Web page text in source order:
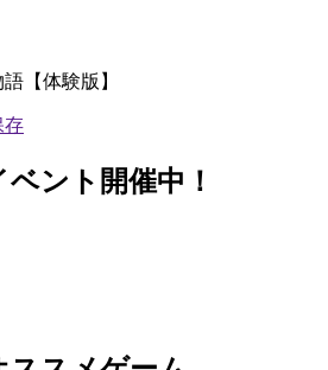
【体験版】
ント開催中！